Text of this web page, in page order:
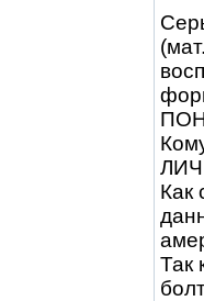
Как
Так